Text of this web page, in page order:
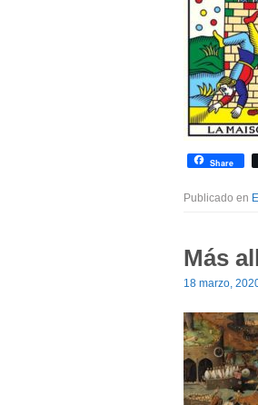
Share
Publicado en
Más
18 marzo,